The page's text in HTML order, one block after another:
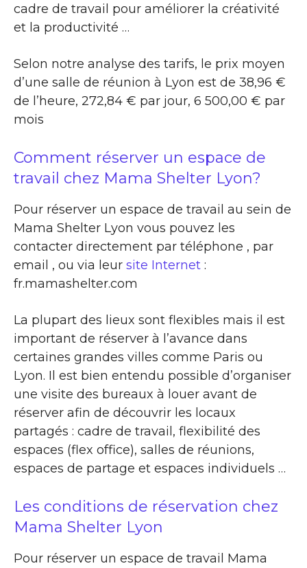
cadre de travail pour améliorer la créativité
et la productivité …
Selon notre analyse des tarifs, le prix moyen
d’une salle de réunion à Lyon est de 38,96 €
de l’heure, 272,84 € par jour, 6 500,00 € par
mois
Comment réserver un espace de
travail chez Mama Shelter Lyon?
Pour réserver un espace de travail au sein de
Mama Shelter Lyon vous pouvez les
contacter directement par téléphone , par
email , ou via leur site Internet :
fr.mamashelter.com
La plupart des lieux sont flexibles mais il est
important de réserver à l’avance dans
certaines grandes villes comme Paris ou
Lyon. Il est bien entendu possible d’organiser
une visite des bureaux à louer avant de
réserver afin de découvrir les locaux
partagés : cadre de travail, flexibilité des
espaces (flex office), salles de réunions,
espaces de partage et espaces individuels …
Les conditions de réservation chez
Mama Shelter Lyon
Pour réserver un espace de travail Mama